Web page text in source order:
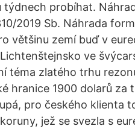
týdnech probíhat.
2019 Sb. Náhrada
většinu zemí buď v
ve
téma zlatého trhu
hranice 1900 dolarů za
pro českého klienta
jež se svezla s